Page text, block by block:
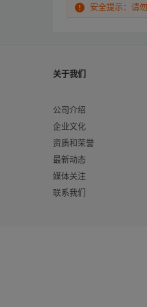
安全提示：请
关于我们
公司介绍
企业文化
资质和荣誉
最新动态
媒体关注
联系我们